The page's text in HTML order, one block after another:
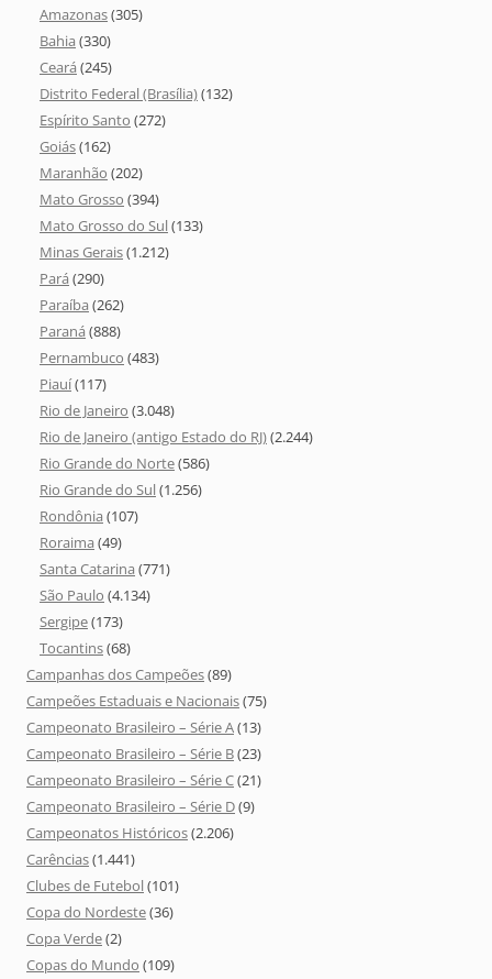
Amazonas(305)
Bahia (330)
Ceará (245)
Distrito Federal (Brasília)(132)
Espírito Santo (272)
Goiás(162)
Maranhão (202)
Mato Grosso (394)
Mato Grosso do Sul(133)
Minas Gerais(1.212)
Pará (290)
Paraíba (262)
Paraná (888)
Pernambuco (483)
Piauí(117)
Rio de Janeiro (3.048)
Rio de Janeiro (antigo Estado do RJ)(2.244)
Rio Grande do Norte(586)
Rio Grande do Sul(1.256)
Rondônia (107)
Roraima (49)
Santa Catarina (771)
São Paulo (4.134)
Sergipe(173)
Tocantins(68)
Campanhas dos Campeões(89)
Campeões Estaduais e Nacionais(75)
Campeonato Brasileiro – Série A(13)
Campeonato Brasileiro – Série B(23)
Campeonato Brasileiro – Série C(21)
Campeonato Brasileiro – Série D(9)
Campeonatos Históricos(2.206)
Carências(1.441)
Clubes de Futebol(101)
Copa do Nordeste(36)
Copa Verde(2)
Copas do Mundo (109)